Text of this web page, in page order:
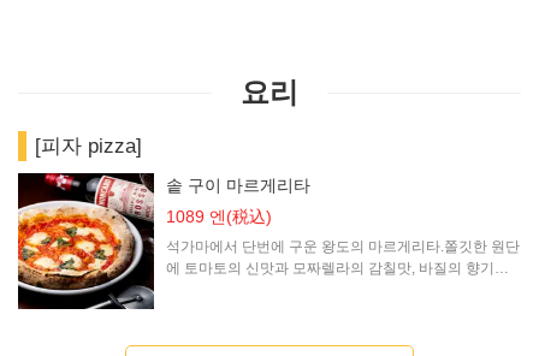
요리
[피자 pizza]
솥 구이 마르게리타
1089 엔(税込)
석가마에서 단번에 구운 왕도의 마르게리타.쫄깃한 원단
에 토마토의 신맛과 모짜렐라의 감칠맛, 바질의 향기가 퍼지는 한 장.
この店舗情報をシェアする